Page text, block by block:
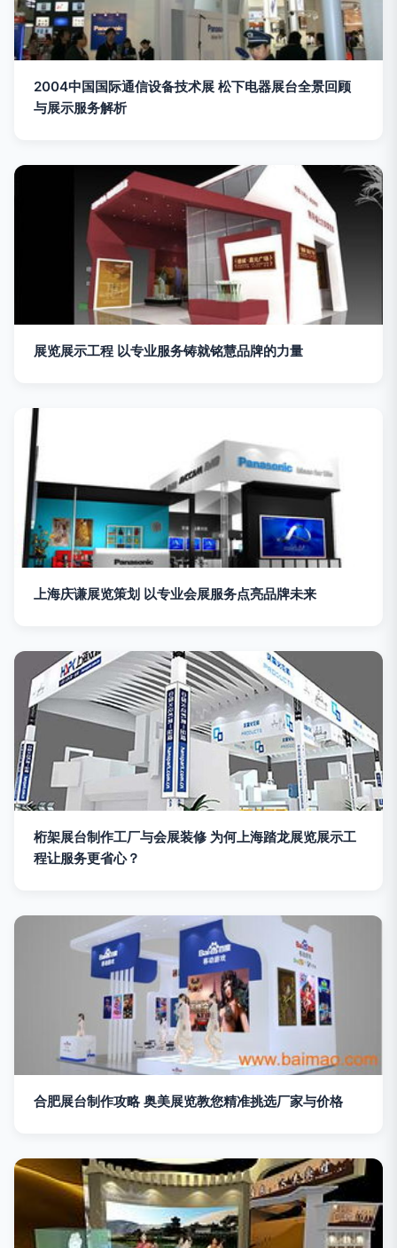
2004中国国际通信设备技术展 松下电器展台全景回顾
与展示服务解析
展览展示工程 以专业服务铸就铭慧品牌的力量
上海庆谦展览策划 以专业会展服务点亮品牌未来
桁架展台制作工厂与会展装修 为何上海踏龙展览展示工
程让服务更省心？
合肥展台制作攻略 奥美展览教您精准挑选厂家与价格